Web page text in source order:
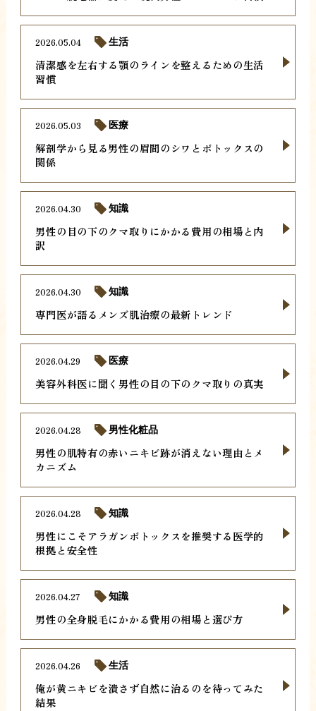
清潔感を左右する顎のラインを整えるための生活
習慣
2026.05.04 生活
解剖学から見る男性の眉間のシワとボトックスの
関係
2026.05.03 医療
男性の目の下のクマ取りにかかる費用の相場と内
訳
2026.04.30 知識
専門医が語るメンズ肌治療の最新トレンド
2026.04.30 知識
美容外科医に聞く男性の目の下のクマ取りの真実
2026.04.29 医療
男性の肌特有の赤いニキビ跡が消えない理由とメ
カニズム
2026.04.28 男性化粧品
男性にこそアラガンボトックスを推奨する医学的
根拠と安全性
2026.04.28 知識
男性の全身脱毛にかかる費用の相場と選び方
2026.04.27 知識
俺が黄ニキビを潰さず自然に治るのを待ってみた
結果
2026.04.26 生活